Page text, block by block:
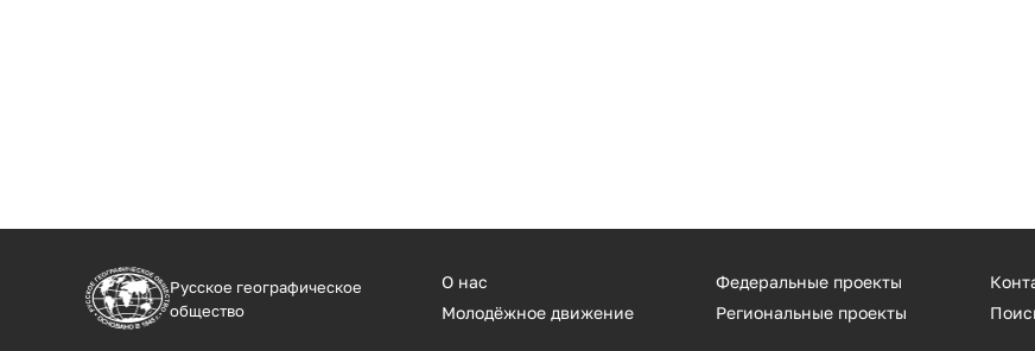
Русское географическое
общество
О нас
Молодёжное движение
Федеральные проекты
Региональные проекты